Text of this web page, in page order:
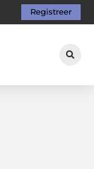
Registreer